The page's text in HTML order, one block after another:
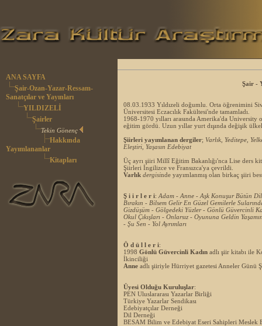
ANA SAYFA
Şair-Ozan-Yazar-Ressam-
Sanatçılar ve Yayınları
YILDIZELİ
Şairler
Tekin Gönenç
Hakkında
Yayımlananlar
Kitapları
Şair -
08.03.1933 Yıldızeli doğumlu. Orta öğrenimini
Üniversitesi Eczacılık Fakültesi'nde tamamladı.
1968-1970 yılları arasında Amerika'da
eğitim gördü. Uzun yıllar yurt dışında değişik
Şiirleri yayımlanan dergiler; Varlık, Yeditepe,
Eleştiri, Yaşasın Edebiyat
Üç ayrı şiiri Millî Eğitim Bakanlığı'nca Lise ders
Şiirleri İngilizce ve Fransızca'ya çevrildi.
Varlık dergisinde yayımlanmış olan birkaç şiiri
Ş i i r l e r i: Adam - Anne - Aşk Konuşur Bütün
Bırakın - Bilsem Gelir En Güzel Gemilerle
Gizdüşüm - Gölgedeki Yüzler - Gönlü Güvercinli
Okul Çıkışları - Onlarsız - Oyununa Geldin
- Şu Sen - Yol Ayrımları
Ö d ü l l e r i:
1998 Gönlü Güvercinli Kadın adlı şiir kitabı ile
İkinciliği
Anne adlı şiiriyle Hürriyet gazetesi Anneler Günü
Üyesi Olduğu Kuruluşlar:
PEN Uluslararası Yazarlar Birliği
Türkiye Yazarlar Sendikası
Edebiyatçılar Derneği
Dil Derneği
BESAM Bilim ve Edebiyat Eseri Sahipleri Meslek